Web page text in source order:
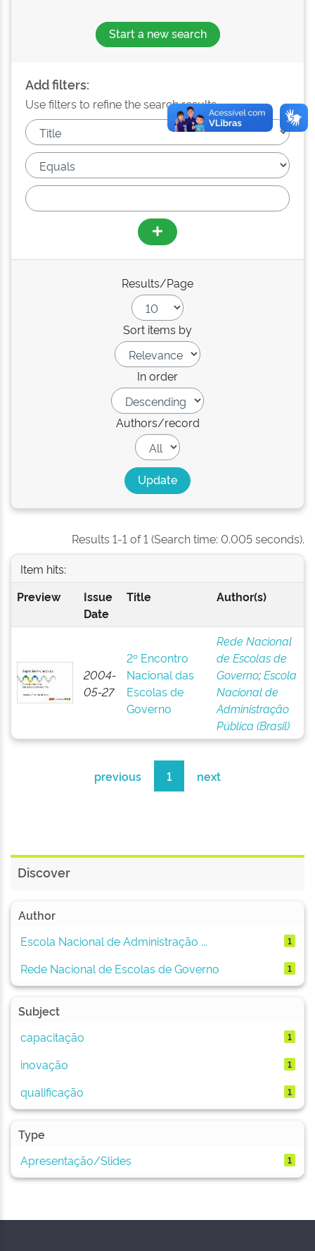
Start a new search
Add filters:
Use filters to refine the search results.
Results/Page
Sort items by
In order
Authors/record
Results 1-1 of 1 (Search time: 0.005 seconds).
Item hits:
Preview
Issue
Date
Title Author(s)
2004-
05-27
2º Encontro
Nacional das
Escolas de
Governo
Rede Nacional
de Escolas de
Governo;Escola
Nacional de
Administração
Pública (Brasil)
previous 1 next
Discover
Author
Escola Nacional de Administração ...
1
Rede Nacional de Escolas de Governo 1
Subject
capacitação
1
inovação 1
qualificação 1
Type
Apresentação/Slides
1